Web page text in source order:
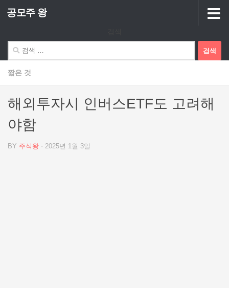
Skip to content
공모주 왕
색:
짧은 것
해외투자시 인버스ETF도 고려해
야함
BY 주식왕 · 2025년 1월 3일